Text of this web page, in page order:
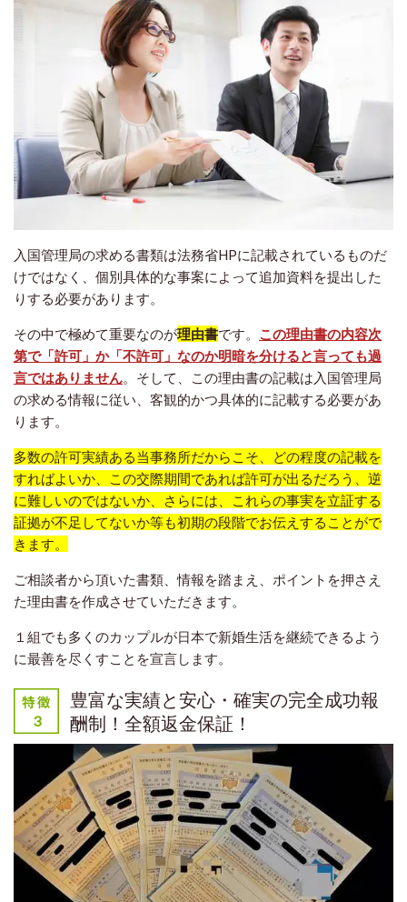
入国管理局の求める書類は法務省HPに記載されているものだ
けではなく、個別具体的な事案によって追加資料を提出した
りする必要があります。
その中で極めて重要なのが理由書です。 この理由書の内容次
第で「許可」か「不許可」なのか明暗を分けると言っても過
言ではありません。そして、この理由書の記載は入国管理局
の求める情報に従い、客観的かつ具体的に記載する必要があ
ります。
多数の許可実績ある当事務所だからこそ、どの程度の記載を
すればよいか、この交際期間であれば許可が出るだろう、逆
に難しいのではないか、さらには、これらの事実を立証する
証拠が不足してないか等も初期の段階でお伝えすることがで
きます。
ご相談者から頂いた書類、情報を踏まえ、ポイントを押さえ
た理由書を作成させていただきます。
１組でも多くのカップルが日本で新婚生活を継続できるよう
に最善を尽くすことを宣言します。
豊富な実績と安心・確実の完全成功報
酬制！全額返金保証！